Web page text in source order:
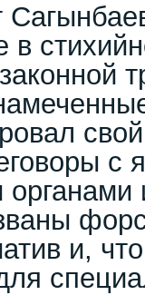
в
с
органами
и,